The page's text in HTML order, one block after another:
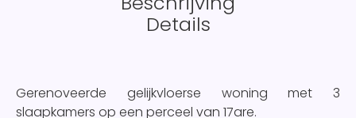
Details
Gerenoveerde gelijkvloerse woning met 3
slaapkamers op een perceel van 17are.